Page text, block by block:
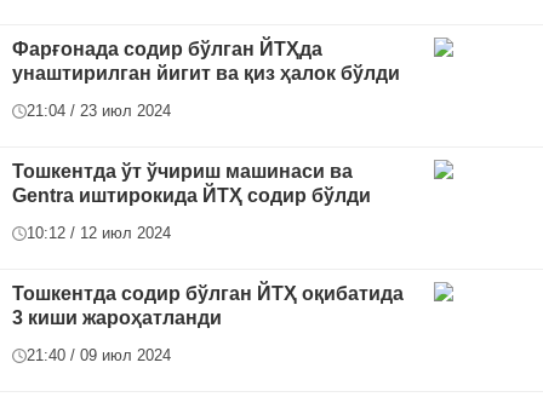
Фарғонада содир бўлган ЙТҲда
унаштирилган йигит ва қиз ҳалок бўлди
21:04 / 23 июл 2024
Тошкентда ўт ўчириш машинаси ва
Gentra иштирокида ЙТҲ содир бўлди
10:12 / 12 июл 2024
Тошкентда содир бўлган ЙТҲ оқибатида
3 киши жароҳатланди
21:40 / 09 июл 2024